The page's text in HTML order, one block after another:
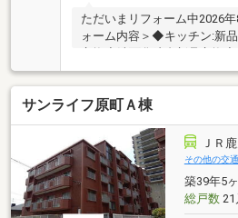
ただいまリフォーム中2026
ォーム内容＞◆キッチン:新
床クッションフロア張替え◆
り替え◆洋室：床フローリ
◆室内クリーニング
サンライフ原町Ａ棟
ＪＲ
その他の交通
築39年5
総戸数21